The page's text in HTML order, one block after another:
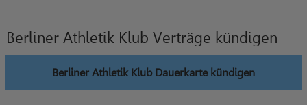
Berliner Athletik Klub Verträge kündigen
Berliner Athletik Klub Dauerkarte kündigen